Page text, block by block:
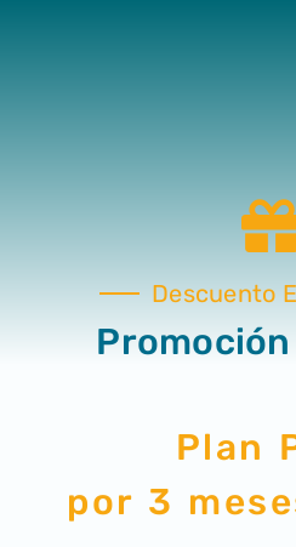
Descuento
Plan
por 3